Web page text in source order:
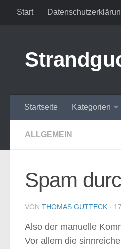
Zum Inhalt springen
Start
Startseite Kategorien
ALLGEMEIN
Spam
VON THOMAS GUTTECK ·
Also der manuelle
Vor allem die